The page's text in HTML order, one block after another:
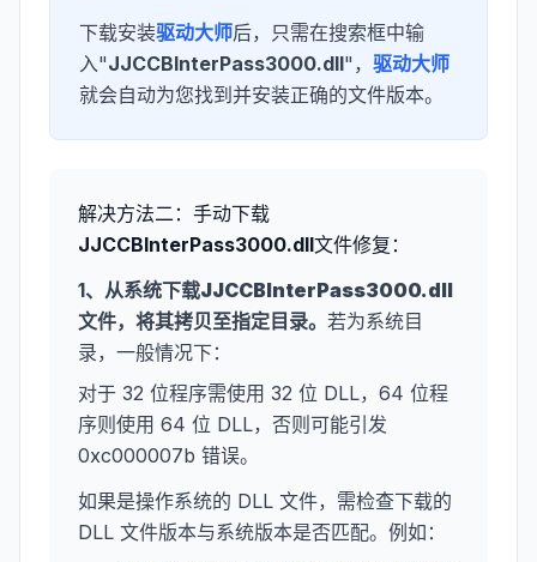
下载安装驱动大师后，只需在搜索框中输
入"JJCCBInterPass3000.dll"， 驱动大师
就会自动为您找到并安装正确的文件版本。
解决方法二：手动下载
JJCCBInterPass3000.dll文件修复：
1、从系统下载JJCCBInterPass3000.dll
文件，将其拷贝至指定目录。 若为系统目
录，一般情况下：
对于 32 位程序需使用 32 位 DLL，64 位程
序则使用 64 位 DLL，否则可能引发
0xc000007b 错误。
如果是操作系统的 DLL 文件，需检查下载的
DLL 文件版本与系统版本是否匹配。例如：